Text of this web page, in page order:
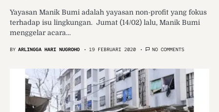
Yayasan Manik Bumi adalah yayasan non-profit yang fokus
terhadap isu lingkungan. Jumat (14/02) lalu, Manik Bumi
menggelar acara…
BY ARLINGGA HARI NUGROHO 19 FEBRUARI 2020 NO COMMENTS